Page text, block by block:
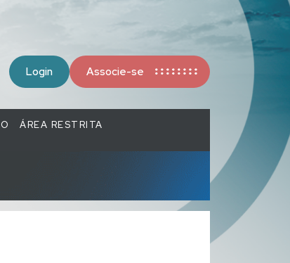
Login Associe-se
ÁREA RESTRITA